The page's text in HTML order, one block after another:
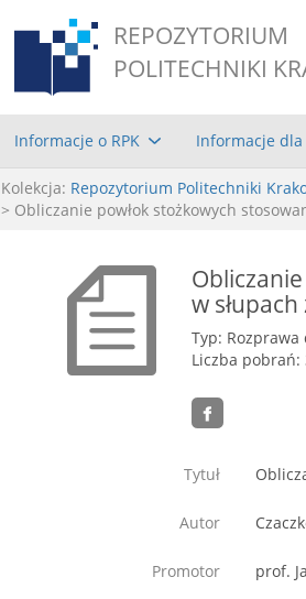
REPOZYTORIUM
POLITECHNIKI
Informacje o RPK Informacje
Kolekcja: Repozytorium Politechniki
> Obliczanie powłok stożkowych
w
Typ: Rozprawa
Liczba pobrań:
Tytuł
Autor
Promotor prof.